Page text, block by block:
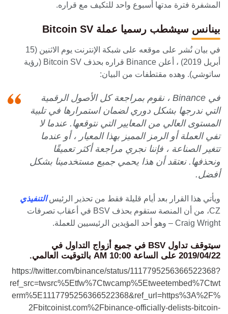
المشفرة فترة مدتها أسبوع واحد للتكيف مع قراره.
بينانس سيشطب رسميا عملة Bitcoin SV
في بيان نُشر على موقعه على شبكة الإنترنت يوم الاثنين (15
أبريل 2019) ، أعلن Binance قراره بحذف Bitcoin SV (رؤية
ساتوشي). وهده مقتطفات من البيان:
في Binance ، نقوم بمراجعة كل الأصول الرقمية
التي ندرجها بشكل دوري لضمان استمرارها في تلبية
المستوى العالي من المعايير التي نتوقعها. عندما لا
تفي العملة أو الرمز المميز بهذا المعيار ، أو عندما
تتغير الصناعة ، فإننا نجري مراجعة أكثر تعميقًا
ونحذفها. نعتقد أن هذا يحمي جميع مستخدمينا بشكل
أفضل.
ويأتي هذا القرار بعد أيام قليلة فقط من تحذير الرئيسالتنفيذي
CZ، من أن المنصة ستقوم بحذف BSV في أعقاب تصرفات
Craig Wright – وهو أحد المؤيدين الرئيسيين للعملة.
سيتوقف تداول BSV في جميع أزواج التداول في
2019/04/22 على الساعة 10:00 AM بالتوقيت العالمي.
https://twitter.com/binance/status/1117795256366522368?
ref_src=twsrc%5Etfw%7Ctwcamp%5Etweetembed%7Ctwt
erm%5E1117795256366522368&ref_url=https%3A%2F%
2Fbitcoinist.com%2Fbinance-officially-delists-bitcoin-